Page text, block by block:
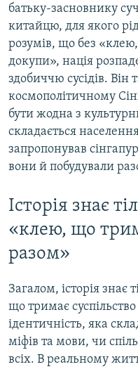
батьку-засновнику
китайцю, для якого
розумів, що без
докупи», нація
здобиччю сусідів.
космополітичному
бути жодна з
складається
запропонував
вони й побудували
Історія знає
«клею, що
разом»
Загалом, історія знає
що тримає
ідентичність, яка
міфів та мови, чи
всіх. В реальному